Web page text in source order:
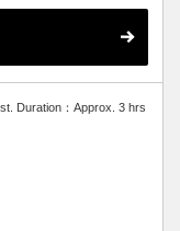
別途メニューがござい
てご確認くださいま
す。
Duration：Approx. 3 hrs